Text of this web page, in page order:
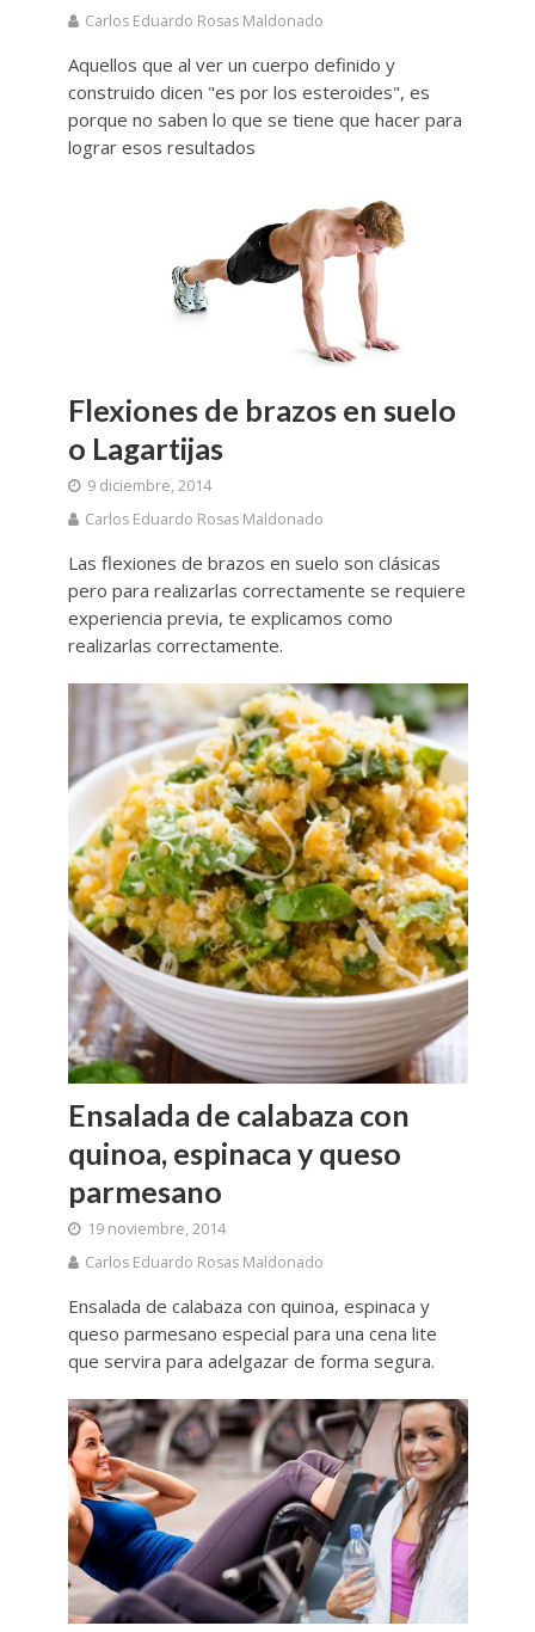
Carlos Eduardo Rosas Maldonado
Aquellos que al ver un cuerpo definido y
construido dicen "es por los esteroides", es
porque no saben lo que se tiene que hacer para
lograr esos resultados
Flexiones de brazos en suelo
o Lagartijas
9 diciembre, 2014
Carlos Eduardo Rosas Maldonado
Las flexiones de brazos en suelo son clásicas
pero para realizarlas correctamente se requiere
experiencia previa, te explicamos como
realizarlas correctamente.
Ensalada de calabaza con
quinoa, espinaca y queso
parmesano
19 noviembre, 2014
Carlos Eduardo Rosas Maldonado
Ensalada de calabaza con quinoa, espinaca y
queso parmesano especial para una cena lite
que servira para adelgazar de forma segura.